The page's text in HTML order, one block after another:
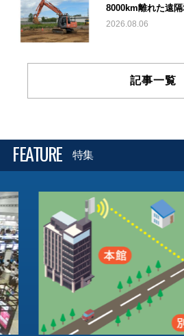
8000km離れた遠
2026.08.06
記事一覧
FEATURE 特集